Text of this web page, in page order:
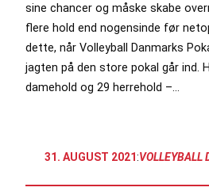
sine chancer og måske skabe
flere hold end nogensinde før
dette, når Volleyball Danmarks
jagten på den store pokal går ind.
damehold og 29 herrehold –…
31. AUGUST 2021:VOLLEYBALL